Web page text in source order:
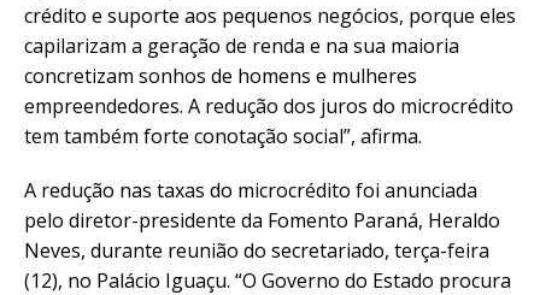
crédito e suporte aos pequenos negócios, porque eles
capilarizam a geração de renda e na sua maioria
concretizam sonhos de homens e mulheres
empreendedores. A redução dos juros do microcrédito
tem também forte conotação social”, afirma.
A redução nas taxas do microcrédito foi anunciada
pelo diretor-presidente da Fomento Paraná, Heraldo
Neves, durante reunião do secretariado, terça-feira
(12), no Palácio Iguaçu. “O Governo do Estado procura